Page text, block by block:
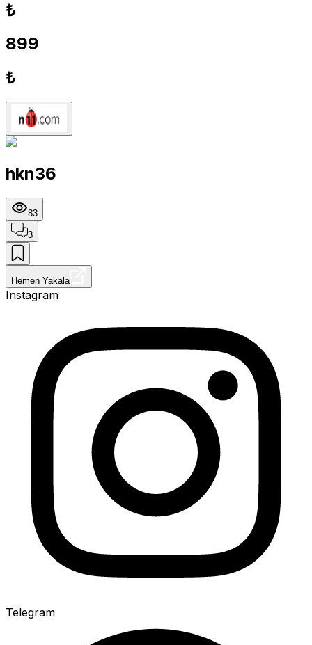
₺
899
₺
hkn36
83
3
Hemen Yakala
Instagram
Telegram